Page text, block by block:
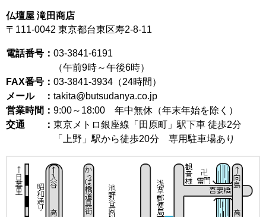
仏壇屋 滝田商店
〒111-0042 東京都台東区寿2-8-11
電話番号： 03-3841-6191
（午前9時～午後6時）
FAX番号： 03-3841-3934（24時間）
メール ： takita@butsudanya.co.jp
営業時間： 9:00～18:00 年中無休（年末年始を除く）
交通 ： 東京メトロ銀座線「田原町」駅下車 徒歩2分
「上野」駅から徒歩20分 専用駐車場あり